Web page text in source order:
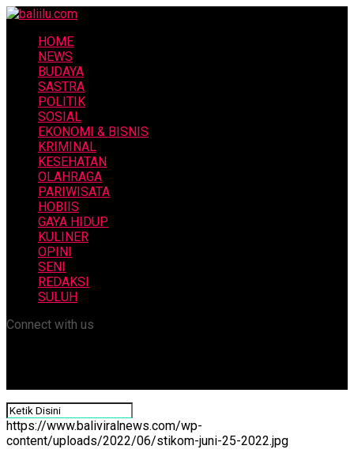
HOME
NEWS
BUDAYA
SASTRA
POLITIK
SOSIAL
EKONOMI & BISNIS
KRIMINAL
KESEHATAN
OLAHRAGA
PARIWISATA
HOBIIS
GAYA HIDUP
KULINER
OPINI
SENI
REDAKSI
SULUH
Connect with us
https://www.baliviralnews.com/wp-
content/uploads/2022/06/stikom-juni-25-2022.jpg